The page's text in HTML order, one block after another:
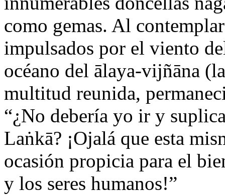
como gemas. Al
impulsados por el viento
océano del ālaya-vijñāna
multitud reunida,
“¿No debería yo ir y
Laṅkā? ¡Ojalá que esta
ocasión propicia para el
y los seres humanos!”